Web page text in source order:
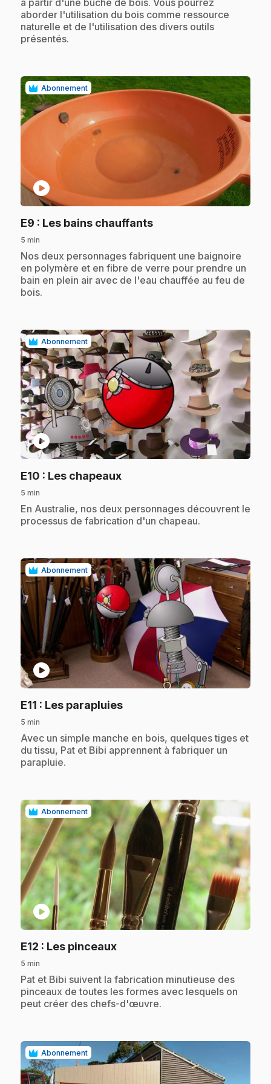
à partir d'une bûche de bois. Vous pourrez
aborder l'utilisation du bois comme ressource
naturelle et de l'utilisation des divers outils
présentés.
Abonnement
play_circle
E9 : Les bains chauffants.
5 min
.Nos deux personnages fabriquent une baignoire
en polymère et en fibre de verre pour prendre un
bain en plein air avec de l'eau chauffée au feu de
bois.
Abonnement
play_circle
E10 : Les chapeaux.
5 min
.En Australie, nos deux personnages découvrent le
processus de fabrication d'un chapeau.
Abonnement
play_circle
E11 : Les parapluies.
5 min
.Avec un simple manche en bois, quelques tiges et
du tissu, Pat et Bibi apprennent à fabriquer un
parapluie.
Abonnement
play_circle
E12 : Les pinceaux.
5 min
.Pat et Bibi suivent la fabrication minutieuse des
pinceaux de toutes les formes avec lesquels on
peut créer des chefs-d'œuvre.
Abonnement